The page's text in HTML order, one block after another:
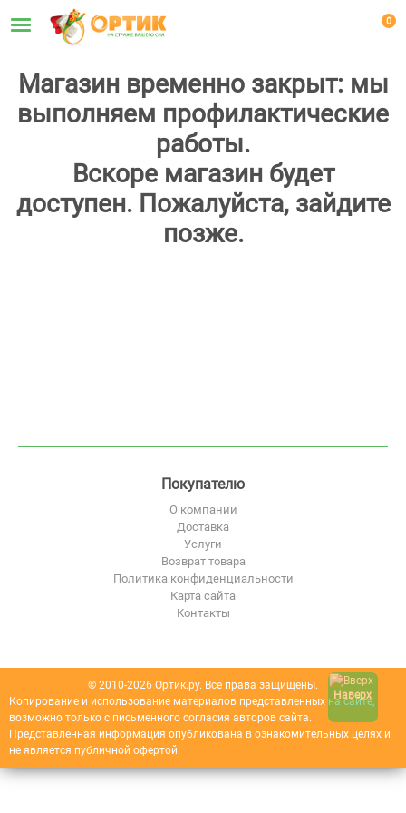
0
Магазин временно закрыт: мы
выполняем профилактические
работы.
Вскоре магазин будет
доступен. Пожалуйста, зайдите
позже.
Покупателю
О компании
Доставка
Услуги
Возврат товара
Политика конфиденциальности
Карта сайта
Контакты
© 2010-2026 Ортик.ру. Все права защищены.
Копирование и использование материалов представленных на сайте,
возможно только с письменного согласия авторов сайта.
Представленная информация опубликована в ознакомительных целях и
не является публичной офертой.
Наверх